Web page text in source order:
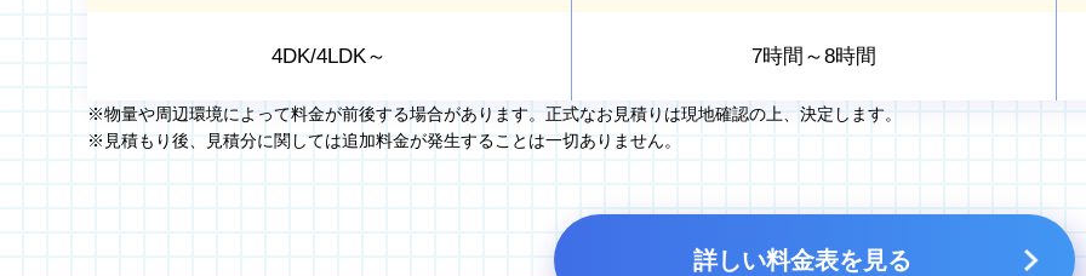
4DK/4LDK～ 7時間～8時間
※物量や周辺環境によって料金が前後する場合があります。正式なお見積りは現地確認の上、決定します。
※見積もり後、見積分に関しては追加料金が発生することは一切ありません。
詳しい料金表を見る